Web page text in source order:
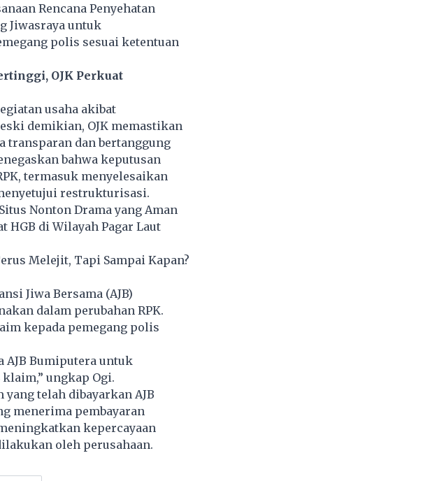
Rencana Penyehatan
Jiwasraya untuk
polis sesuai ketentuan
OJK Perkuat
usaha akibat
demikian, OJK memastikan
transparan dan bertanggung
bahwa keputusan
termasuk menyelesaikan
restrukturisasi.
Nonton Drama yang Aman
HGB di Wilayah Pagar Laut
Melejit, Tapi Sampai Kapan?
Jiwa Bersama (AJB)
dalam perubahan RPK.
kepada pemegang polis
AJB Bumiputera untuk
ungkap Ogi.
telah dibayarkan AJB
menerima pembayaran
kepercayaan
oleh perusahaan.